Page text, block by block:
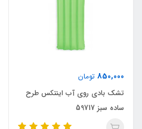
850,000 تومان
تشک بادی روی آب اینتکس طرح
ساده سبز 59717